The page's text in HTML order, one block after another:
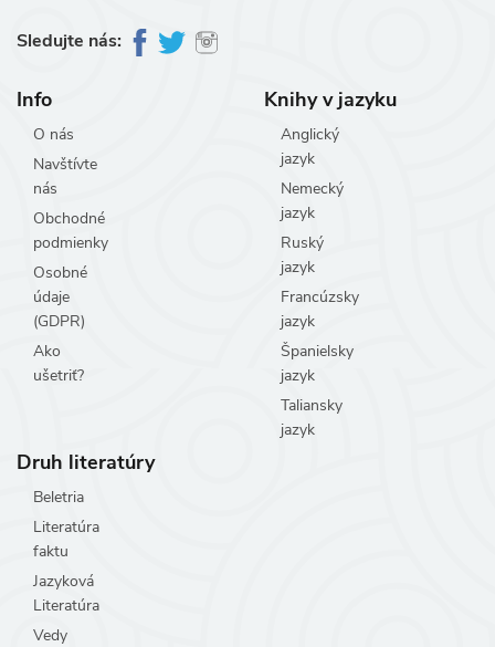
Sledujte nás:
Info
O nás
Navštívte
nás
Obchodné
podmienky
Osobné
údaje
(GDPR)
Ako
ušetriť?
Knihy v jazyku
Anglický
jazyk
Nemecký
jazyk
Ruský
jazyk
Francúzsky
jazyk
Španielsky
jazyk
Taliansky
jazyk
Druh literatúry
Beletria
Literatúra
faktu
Jazyková
Literatúra
Vedy